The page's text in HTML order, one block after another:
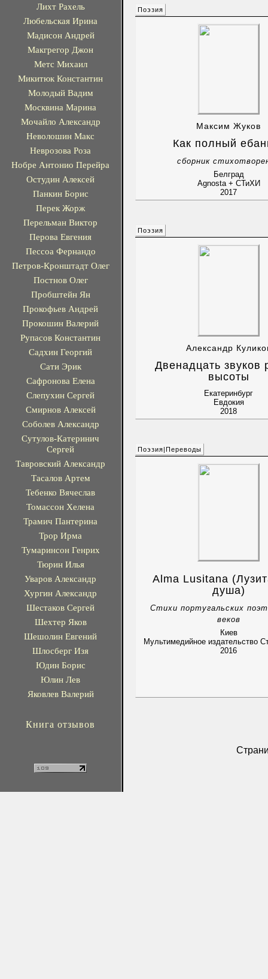
Лихт Рахель
Любельская Ирина
Мадисон Андрей
Макгрегор Джон
Метс Михаил
Микитюк Константин
Молодый Вадим
Москвина Марина
Мочайло Александр
Неволошин Макс
Неврозова Роза
Нобре Антонио Перейра
Остудин Алексей
Панкин Борис
Перек Жорж
Перельман Виктор
Перова Евгения
Пессоа Фернандо
Петров-Кронштадт Олег
Постнов Олег
Пробштейн Ян
Прокофьев Андрей
Прокошин Валерий
Рупасов Константин
Садхин Георгий
Сати Эрик
Сафронова Елена
Слепухин Сергей
Смирнов Алексей
Соболев Александр
Сутулов-Катеринич
Сергей
Тавровский Александр
Тасалов Артем
Тебенко Вячеслав
Томассон Хелена
Трамич Пантерина
Трор Ирма
Тумаринсон Генрих
Тюрин Илья
Уваров Александр
Хургин Александр
Шестаков Сергей
Шехтер Яков
Шешолин Евгений
Шлосберг Изя
Юдин Борис
Юлин Лев
Яковлев Валерий
Книга отзывов
Поэзия
Максим Жуков
Как полный
сборник
Белград
Agnosta + СТиХИ
2017
Поэзия
Александр
Двенадцать звуков
высоты
Екатеринбург
Евдокия
2018
Поэзия|Переводы
Alma Lusitana
душа)
Стихи португальских
веков
Киев
Мультимедийное издательство
2016